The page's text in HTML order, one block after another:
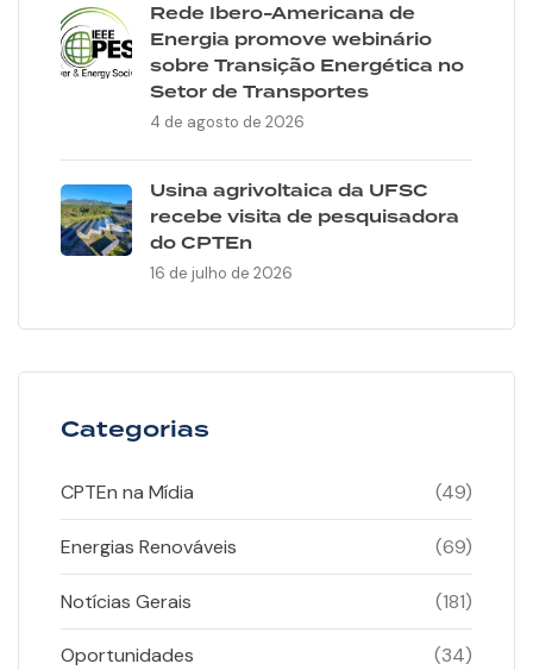
Rede Ibero-Americana de
Energia promove webinário
sobre Transição Energética no
Setor de Transportes
4 de agosto de 2026
Usina agrivoltaica da UFSC
recebe visita de pesquisadora
do CPTEn
16 de julho de 2026
Categorias
CPTEn na Mídia (49)
Energias Renováveis (69)
Notícias Gerais (181)
Oportunidades (34)